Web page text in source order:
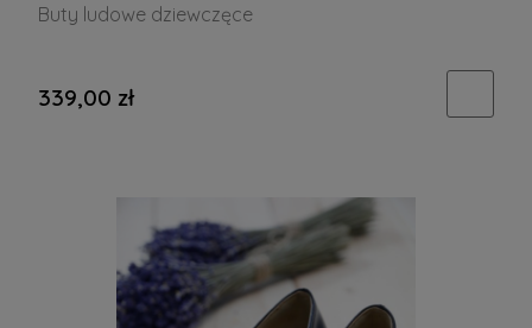
Buty ludowe dziewczęce
339,00 zł